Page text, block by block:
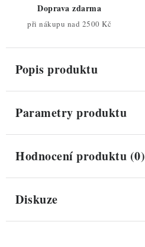
Doprava zdarma
při nákupu nad 2500 Kč
Popis produktu
Parametry produktu
Hodnocení produktu (0)
Diskuze